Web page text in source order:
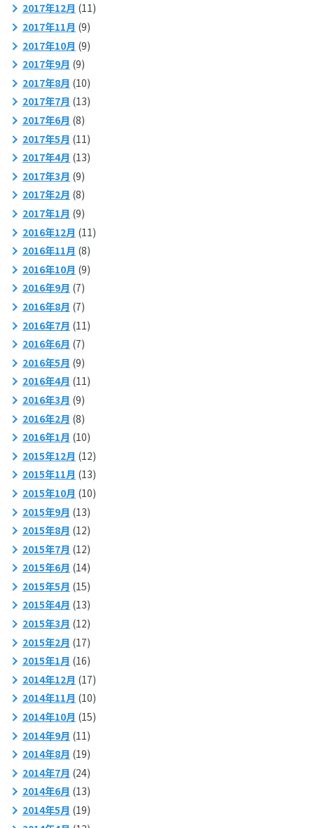
2017年12月 (11)
2017年11月 (9)
2017年10月 (9)
2017年9月 (9)
2017年8月 (10)
2017年7月 (13)
2017年6月 (8)
2017年5月 (11)
2017年4月 (13)
2017年3月 (9)
2017年2月 (8)
2017年1月 (9)
2016年12月 (11)
2016年11月 (8)
2016年10月 (9)
2016年9月 (7)
2016年8月 (7)
2016年7月 (11)
2016年6月 (7)
2016年5月 (9)
2016年4月 (11)
2016年3月 (9)
2016年2月 (8)
2016年1月 (10)
2015年12月 (12)
2015年11月 (13)
2015年10月 (10)
2015年9月 (13)
2015年8月 (12)
2015年7月 (12)
2015年6月 (14)
2015年5月 (15)
2015年4月 (13)
2015年3月 (12)
2015年2月 (17)
2015年1月 (16)
2014年12月 (17)
2014年11月 (10)
2014年10月 (15)
2014年9月 (11)
2014年8月 (19)
2014年7月 (24)
2014年6月 (13)
2014年5月 (19)